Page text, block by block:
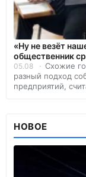
«Ну не везёт
общественник
05.08
Схожие
разный подход
предприятий,
НОВОЕ